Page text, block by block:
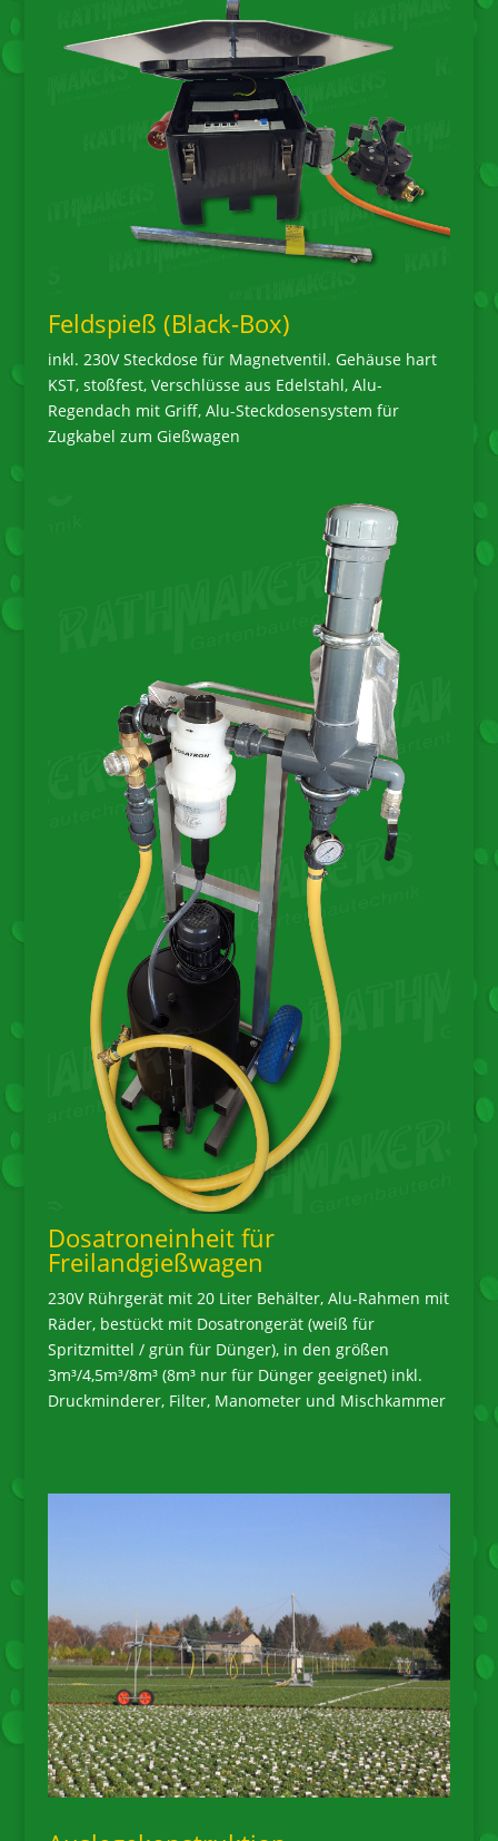
Feldspieß (Black-Box)
inkl. 230V Steckdose für Magnetventil. Gehäuse hart
KST, stoßfest, Verschlüsse aus Edelstahl, Alu-
Regendach mit Griff, Alu-Steckdosensystem für
Zugkabel zum Gießwagen
Dosatroneinheit für
Freilandgießwagen
230V Rührgerät mit 20 Liter Behälter, Alu-Rahmen mit
Räder, bestückt mit Dosatrongerät (weiß für
Spritzmittel / grün für Dünger), in den größen
3m³/4,5m³/8m³ (8m³ nur für Dünger geeignet) inkl.
Druckminderer, Filter, Manometer und Mischkammer